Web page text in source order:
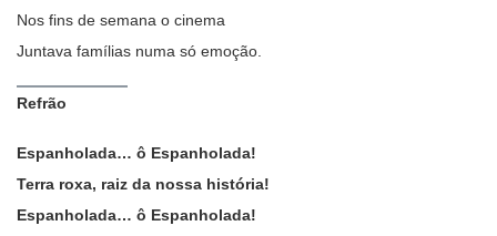
Nos fins de semana o cinema
Juntava famílias numa só emoção.
Refrão
Espanholada… ô Espanholada!
Terra roxa, raiz da nossa história!
Espanholada… ô Espanholada!